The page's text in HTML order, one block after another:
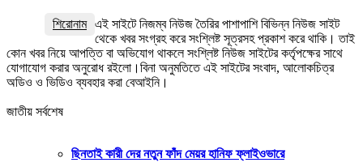
শিরোনাম এই সাইটে নিজম্ব নিউজ তৈরির পাশাপাশি বিভিন্ন নিউজ সাইট
থেকে খবর সংগ্রহ করে সংশ্লিষ্ট সূত্রসহ প্রকাশ করে থাকি। তাই
কোন খবর নিয়ে আপত্তি বা অভিযোগ থাকলে সংশ্লিষ্ট নিউজ সাইটের কর্তৃপক্ষের সাথে
যোগাযোগ করার অনুরোধ রইলো।বিনা অনুমতিতে এই সাইটের সংবাদ, আলোকচিত্র
অডিও ও ভিডিও ব্যবহার করা বেআইনি।
জাতীয় সর্বশেষ
ছিনতাই কারী দের নতুন ফাঁদ মেয়র হানিফ ফ্লাইওভারে